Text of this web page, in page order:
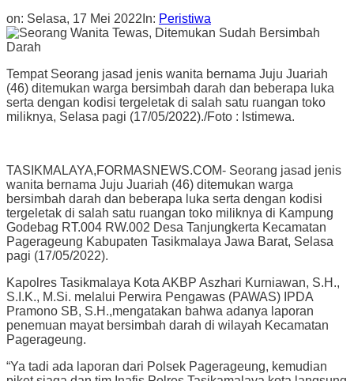
on: Selasa, 17 Mei 2022 In: Peristiwa
Tempat Seorang jasad jenis wanita bernama Juju Juariah
(46) ditemukan warga bersimbah darah dan beberapa luka
serta dengan kodisi tergeletak di salah satu ruangan toko
miliknya, Selasa pagi (17/05/2022)./Foto : Istimewa.
TASIKMALAYA,FORMASNEWS.COM- Seorang jasad jenis
wanita bernama Juju Juariah (46) ditemukan warga
bersimbah darah dan beberapa luka serta dengan kodisi
tergeletak di salah satu ruangan toko miliknya di Kampung
Godebag RT.004 RW.002 Desa Tanjungkerta Kecamatan
Pagerageung Kabupaten Tasikmalaya Jawa Barat, Selasa
pagi (17/05/2022).
Kapolres Tasikmalaya Kota AKBP Aszhari Kurniawan, S.H.,
S.I.K., M.Si. melalui Perwira Pengawas (PAWAS) IPDA
Pramono SB, S.H.,mengatakan bahwa adanya laporan
penemuan mayat bersimbah darah di wilayah Kecamatan
Pagerageung.
“Ya tadi ada laporan dari Polsek Pagerageung, kemudian